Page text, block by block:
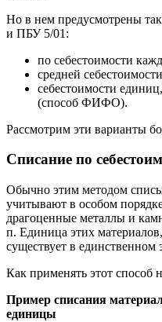
Но в нем предусмотрены
и ПБУ 5/01:
по себестоимости
средней
себестоимости
(способ ФИФО).
Рассмотрим эти варианты
Списание по
Обычно этим методом
учитывают в особом
драгоценные металлы и
п. Единица этих
существует в единственном
Как применять этот способ
Пример списания
единицы